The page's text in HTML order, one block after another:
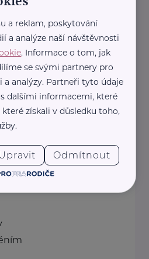
spisovatelka a
pořadů a her.
rozhlasového pořadu ...
církve
a reklam, poskytování
a analýze naší návštěvnosti
. Informace o tom, jak
se svými partnery pro
a analýzy. Partneři tyto údaje
dalšími informacemi, které
získali v důsledku toho,
Odmítnout